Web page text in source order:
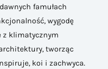
famułach
wygodę
z klimatycznym
tworząc
koi i zachwyca.